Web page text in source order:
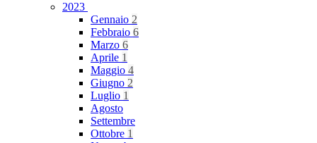
2023
Gennaio 2
Febbraio 6
Marzo 6
Aprile 1
Maggio 4
Giugno 2
Luglio 1
Agosto
Settembre
Ottobre 1